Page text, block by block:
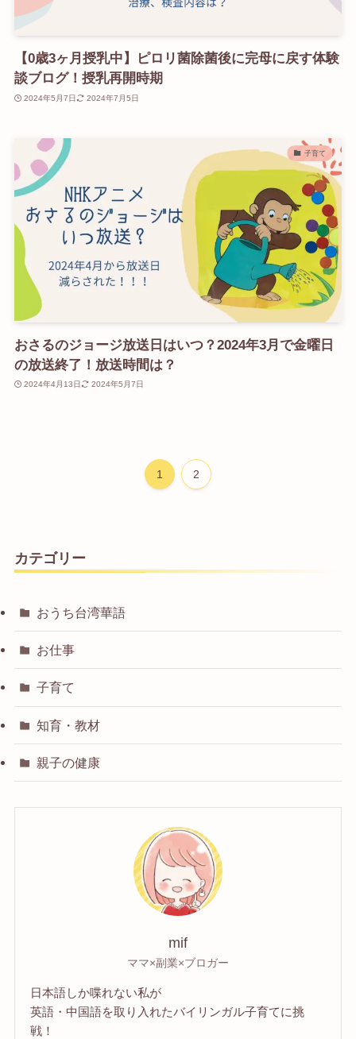
【0歳3ヶ月授乳中】ピロリ菌除菌後に完母に戻す体験
談ブログ！授乳再開時期
2024年5月7日 2024年7月5日
子育て
おさるのジョージ放送日はいつ？2024年3月で金曜日
の放送終了！放送時間は？
2024年4月13日 2024年5月7日
1 2
カテゴリー
おうち台湾華語
お仕事
子育て
知育・教材
親子の健康
mif
ママ×副業×ブロガー
日本語しか喋れない私が
英語・中国語を取り入れたバイリンガル子育てに挑
戦！